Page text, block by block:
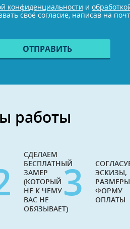
конфиденциальности и
своё согласие, написав на
работы
СДЕЛАЕМ
БЕСПЛАТНЫЙ
ЗАМЕР
(КОТОРЫЙ
НЕ К ЧЕМУ
ВАС НЕ
ОБЯЗЫВАЕТ)
3
ЭСКИЗЫ,
ФОРМУ
ОПЛАТЫ